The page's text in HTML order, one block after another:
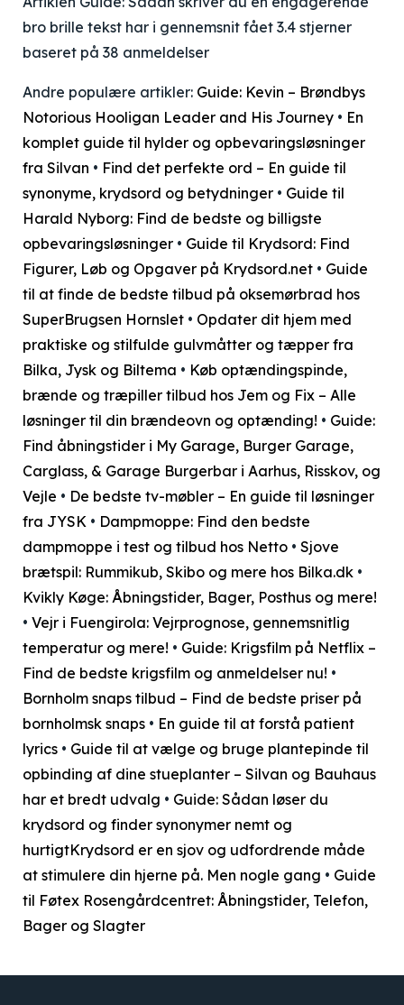
bro brille tekst har i gennemsnit fået 3.4 stjerner
baseret på 38 anmeldelser
Andre populære artikler: Guide: Kevin – Brøndbys
Notorious Hooligan Leader and His Journey • En
komplet guide til hylder og opbevaringsløsninger
fra Silvan • Find det perfekte ord – En guide til
synonyme, krydsord og betydninger • Guide til
Harald Nyborg: Find de bedste og billigste
opbevaringsløsninger • Guide til Krydsord: Find
Figurer, Løb og Opgaver på Krydsord.net • Guide
til at finde de bedste tilbud på oksemørbrad hos
SuperBrugsen Hornslet • Opdater dit hjem med
praktiske og stilfulde gulvmåtter og tæpper fra
Bilka, Jysk og Biltema • Køb optændingspinde,
brænde og træpiller tilbud hos Jem og Fix – Alle
løsninger til din brændeovn og optænding! • Guide:
Find åbningstider i My Garage, Burger Garage,
Carglass, & Garage Burgerbar i Aarhus, Risskov, og
Vejle • De bedste tv-møbler – En guide til løsninger
fra JYSK • Dampmoppe: Find den bedste
dampmoppe i test og tilbud hos Netto • Sjove
brætspil: Rummikub, Skibo og mere hos Bilka.dk •
Kvikly Køge: Åbningstider, Bager, Posthus og mere!
• Vejr i Fuengirola: Vejrprognose, gennemsnitlig
temperatur og mere! • Guide: Krigsfilm på Netflix –
Find de bedste krigsfilm og anmeldelser nu! •
Bornholm snaps tilbud – Find de bedste priser på
bornholmsk snaps • En guide til at forstå patient
lyrics • Guide til at vælge og bruge plantepinde til
opbinding af dine stueplanter – Silvan og Bauhaus
har et bredt udvalg • Guide: Sådan løser du
krydsord og finder synonymer nemt og
hurtigtKrydsord er en sjov og udfordrende måde
at stimulere din hjerne på. Men nogle gang • Guide
til Føtex Rosengårdcentret: Åbningstider, Telefon,
Bager og Slagter